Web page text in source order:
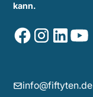
kann.
info@fiftyten.de